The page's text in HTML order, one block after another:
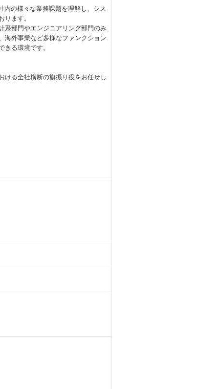
内の様々な業務課題を理解し、シス
ります。
系部門やエンジニアリング部門のみ
海外事業など多様なファンクション
る環境です。
ける全社横断の旗振り役をお任せし